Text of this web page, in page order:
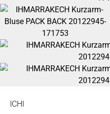
ICHI